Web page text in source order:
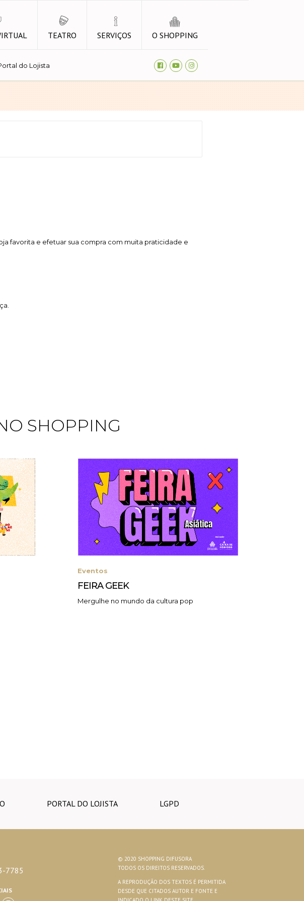
TEATRO SERVIÇOS O SHOPPING
do Lojista
favorita e efetuar sua compra com muita praticidade e
SHOPPING
Eventos
FEIRA GEEK
Mergulhe no mundo da cultura pop
PORTAL DO LOJISTA LGPD
7785
© 2020 SHOPPING DIFUSORA
TODOS OS DIREITOS RESERVADOS.
A REPRODUÇÃO DOS TEXTOS É PERMITIDA
DESDE QUE CITADOS AUTOR E FONTE E